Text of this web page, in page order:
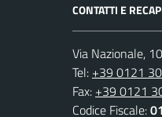
CONTATTI E
Via Nazionale,
Tel: +39 0121
Fax: +39 0121
Codice Fiscale: